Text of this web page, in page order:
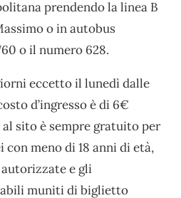
prendendo la linea B
o in autobus
o il numero 628.
eccetto il lunedì dalle
d’ingresso è di 6€
al sito è sempre gratuito per
meno di 18 anni di età,
e gli
muniti di biglietto